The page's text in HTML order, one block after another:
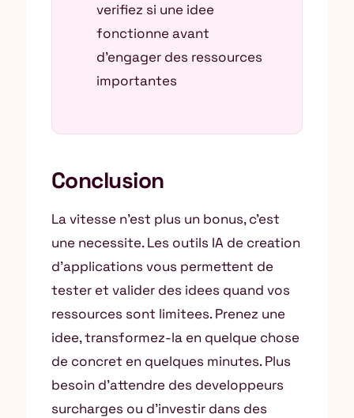
verifiez si une idee
fonctionne avant
d’engager des ressources
importantes
Conclusion
La vitesse n’est plus un bonus, c’est
une necessite. Les outils IA de creation
d’applications vous permettent de
tester et valider des idees quand vos
ressources sont limitees. Prenez une
idee, transformez-la en quelque chose
de concret en quelques minutes. Plus
besoin d’attendre des developpeurs
surcharges ou d’investir dans des